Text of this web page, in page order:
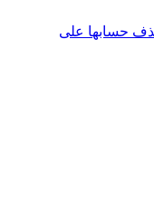
حسابها على